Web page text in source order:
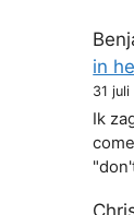
in
31
Ik